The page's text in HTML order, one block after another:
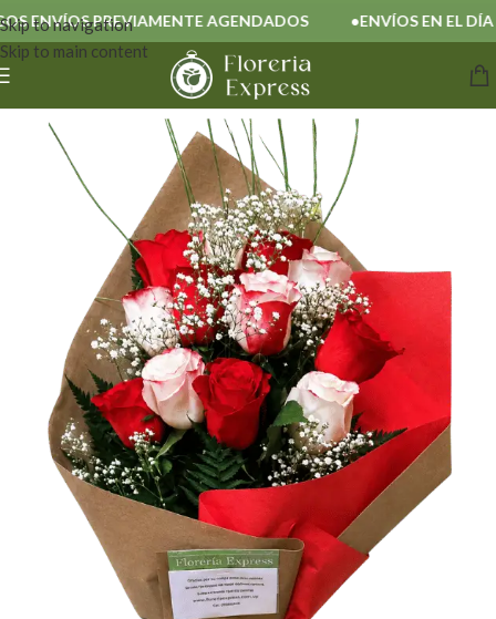
Skip to navigation
Skip to main content
ENVÍOS PREVIAMENTE AGENDADOS ENVÍOS EN EL DÍA